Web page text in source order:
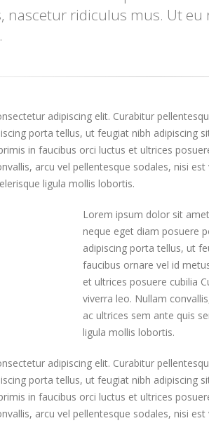
ridiculus mus. Ut eu
adipiscing elit. Curabitur
porta tellus, ut feugiat nibh adipiscing
in faucibus orci luctus et ultrices
arcu vel pellentesque sodales, nisi
ligula mollis lobortis.
Lorem ipsum dolor sit
neque eget diam posuere
adipiscing porta tellus, ut
faucibus ornare vel id
et ultrices posuere cubilia
viverra leo. Nullam
ac ultrices sem ante quis
ligula mollis lobortis.
adipiscing elit. Curabitur
porta tellus, ut feugiat nibh adipiscing
in faucibus orci luctus et ultrices
arcu vel pellentesque sodales, nisi